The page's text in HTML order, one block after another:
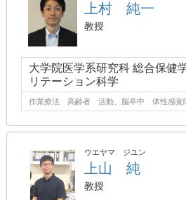
上村 純一
教授
大学院医学系研究科 総合保健
リテーション科学
作業療法 高齢者 活動、脳卒中 体性感覚
ウエヤマ ジユン
上山 純
教授